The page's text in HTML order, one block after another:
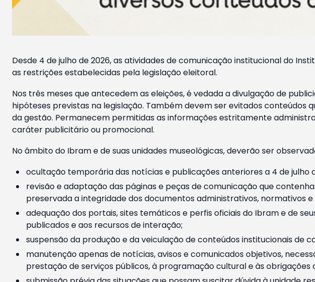
Desde 4 de julho de 2026, as atividades de comunicação institucional do
as restrições estabelecidas pela legislação eleitoral.
Nos três meses que antecedem as eleições, é vedada a divulgação de
hipóteses previstas na legislação. Também devem ser evitados conteúdos
da gestão. Permanecem permitidas as informações estritamente
caráter publicitário ou promocional.
No âmbito do Ibram e de suas unidades museológicas, deverão ser
ocultação temporária das notícias e publicações anteriores a 4 de
revisão e adaptação das páginas e peças de comunicação que
preservada a integridade dos documentos administrativos, normativos e
adequação dos portais, sites temáticos e perfis oficiais do Ibram e de
publicados e aos recursos de interação;
suspensão da produção e da veiculação de conteúdos institucionais de
manutenção apenas de notícias, avisos e comunicados objetivos,
prestação de serviços públicos, à programação cultural e às obrigações